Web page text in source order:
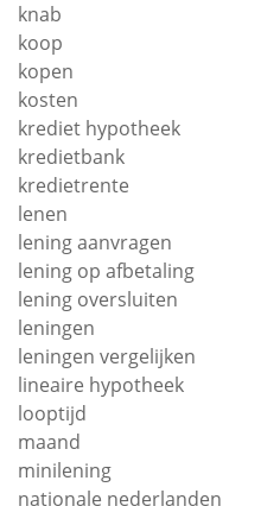
knab
koop
kopen
kosten
krediet hypotheek
kredietbank
kredietrente
lenen
lening aanvragen
lening op afbetaling
lening oversluiten
leningen
leningen vergelijken
lineaire hypotheek
looptijd
maand
minilening
nationale nederlanden